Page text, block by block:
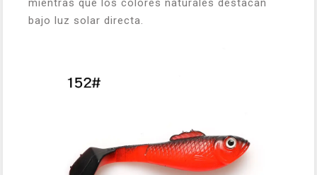
mientras que los colores naturales destacan
bajo luz solar directa.